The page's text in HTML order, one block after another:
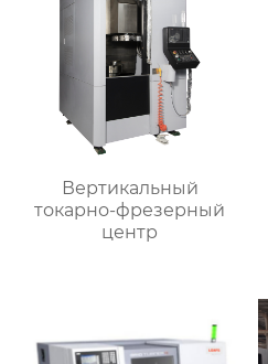
Вертикальный
токарно-фрезерный
центр